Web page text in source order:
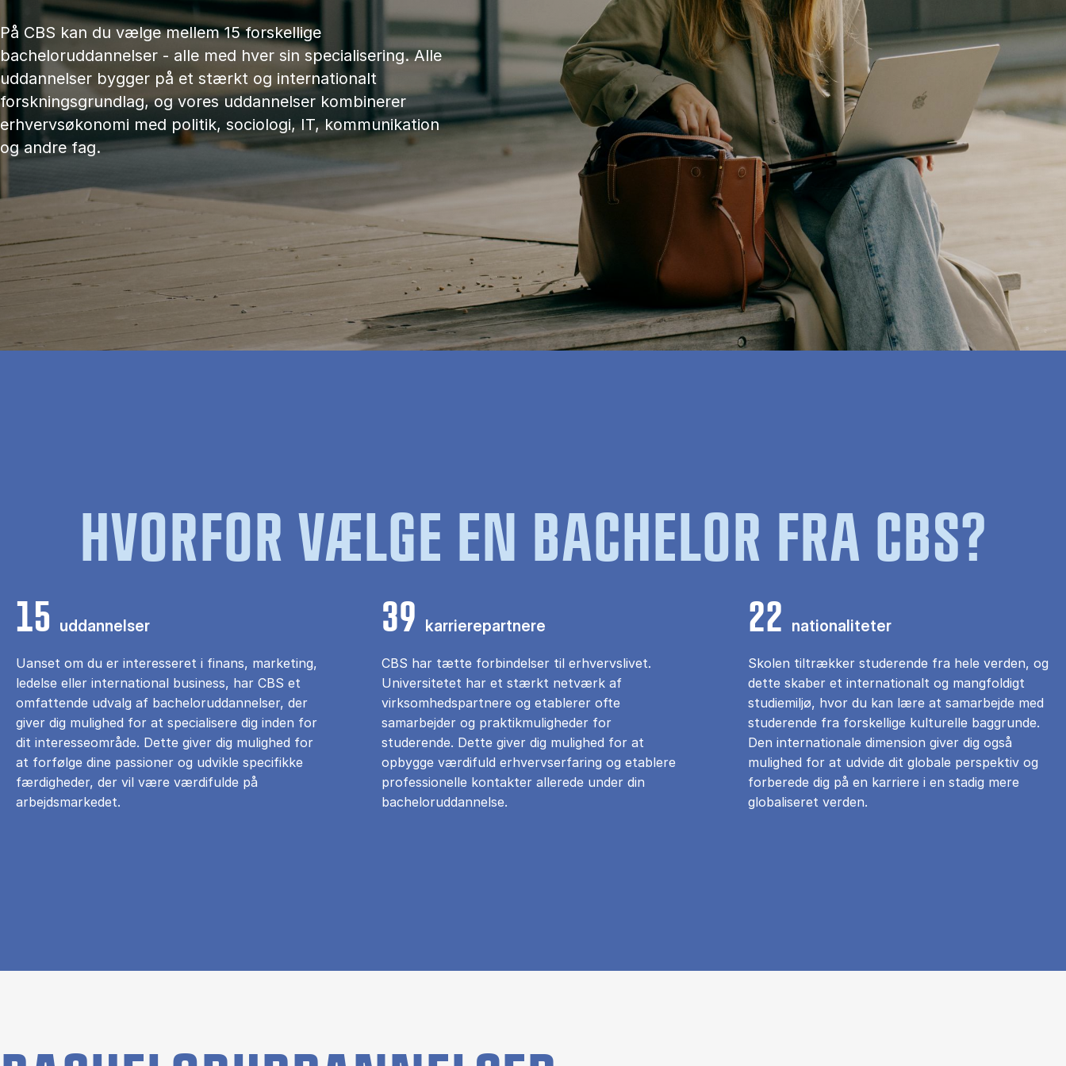
På CBS kan du vælge mellem 15 forskellige
bacheloruddannelser - alle med hver sin specialisering. Alle
uddannelser bygger på et stærkt og internationalt
forskningsgrundlag, og vores uddannelser kombinerer
erhvervsøkonomi med politik, sociologi, IT, kommunikation
og andre fag.
HVORFOR VÆLGE EN BACHELOR FRA CBS?
15 uddannelser
Uanset om du er interesseret i finans, marketing,
ledelse eller international business, har CBS et
omfattende udvalg af bacheloruddannelser, der
giver dig mulighed for at specialisere dig inden for
dit interesseområde. Dette giver dig mulighed for
at forfølge dine passioner og udvikle specifikke
færdigheder, der vil være værdifulde på
arbejdsmarkedet.
39 karrierepartnere
CBS har tætte forbindelser til erhvervslivet.
Universitetet har et stærkt netværk af
virksomhedspartnere og etablerer ofte
samarbejder og praktikmuligheder for
studerende. Dette giver dig mulighed for at
opbygge værdifuld erhvervserfaring og etablere
professionelle kontakter allerede under din
bacheloruddannelse.
22 nationaliteter
Skolen tiltrækker studerende fra hele verden, og
dette skaber et internationalt og mangfoldigt
studiemiljø, hvor du kan lære at samarbejde med
studerende fra forskellige kulturelle baggrunde.
Den internationale dimension giver dig også
mulighed for at udvide dit globale perspektiv og
forberede dig på en karriere i en stadig mere
globaliseret verden.